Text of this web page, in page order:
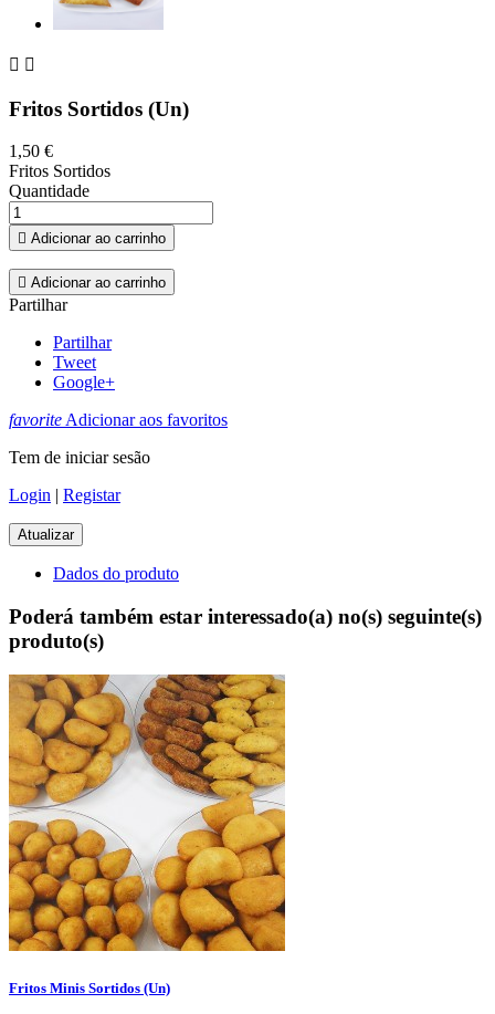
 
Fritos Sortidos (Un)
1,50 €
Fritos Sortidos
Quantidade
 Adicionar ao carrinho
 Adicionar ao carrinho
Partilhar
Partilhar
Tweet
Google+
favoriteAdicionar aos favoritos
Tem de iniciar sesão
Login | Registar
Dados do produto
Poderá também estar interessado(a) no(s) seguinte(s)
produto(s)
Fritos Minis Sortidos (Un)